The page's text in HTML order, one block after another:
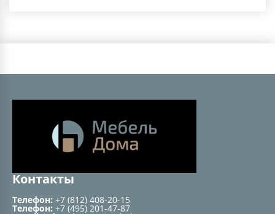
Контакты
Телефон: +7 (812) 408-20-15
Телефон: +7 (495) 201-47-87